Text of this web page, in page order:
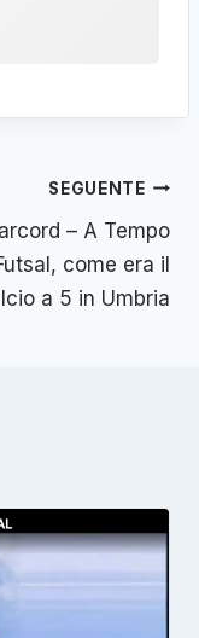
SEGUENTE
– A Tempo
come era il
a 5 in Umbria